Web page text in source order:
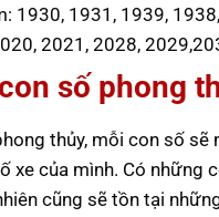
1930, 1931, 1939,
2021, 2028,
số phong
thủy, mỗi con số
xe của mình. Có những
cũng sẽ tồn tại